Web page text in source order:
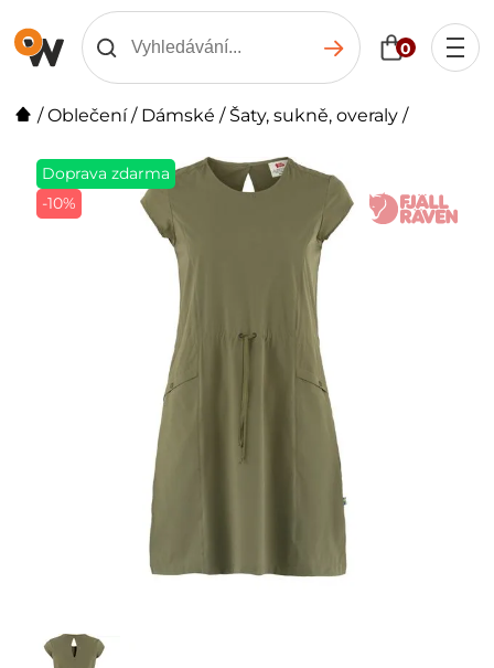
0
/Oblečení/ Dámské / Šaty, sukně, overaly /
Doprava zdarma
-10%